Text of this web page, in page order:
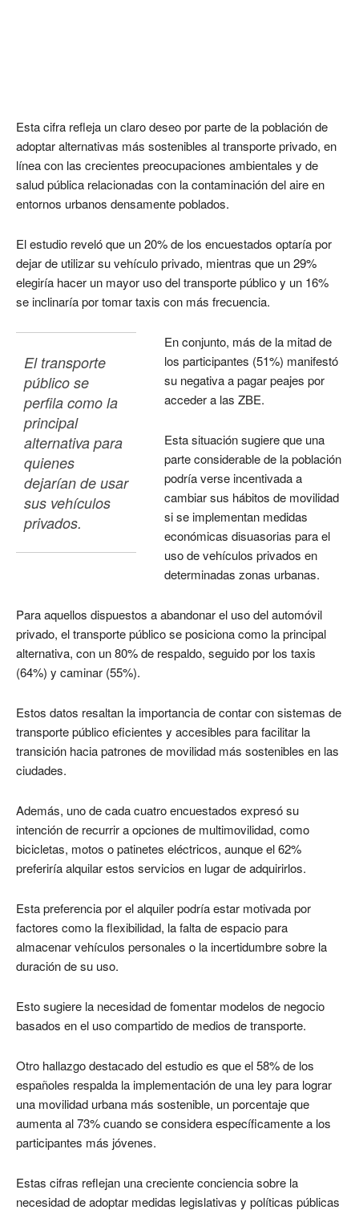
Esta cifra refleja un claro deseo por parte de la población de
adoptar alternativas más sostenibles al transporte privado, en
línea con las crecientes preocupaciones ambientales y de
salud pública relacionadas con la contaminación del aire en
entornos urbanos densamente poblados.
El estudio reveló que un 20% de los encuestados optaría por
dejar de utilizar su vehículo privado, mientras que un 29%
elegiría hacer un mayor uso del transporte público y un 16%
se inclinaría por tomar taxis con más frecuencia.
El transporte
público se
perfila como la
principal
alternativa para
quienes
dejarían de usar
sus vehículos
privados.
En conjunto, más de la mitad de
los participantes (51%) manifestó
su negativa a pagar peajes por
acceder a las ZBE.
Esta situación sugiere que una
parte considerable de la población
podría verse incentivada a
cambiar sus hábitos de movilidad
si se implementan medidas
económicas disuasorias para el
uso de vehículos privados en
determinadas zonas urbanas.
Para aquellos dispuestos a abandonar el uso del automóvil
privado, el transporte público se posiciona como la principal
alternativa, con un 80% de respaldo, seguido por los taxis
(64%) y caminar (55%).
Estos datos resaltan la importancia de contar con sistemas de
transporte público eficientes y accesibles para facilitar la
transición hacia patrones de movilidad más sostenibles en las
ciudades.
Además, uno de cada cuatro encuestados expresó su
intención de recurrir a opciones de multimovilidad, como
bicicletas, motos o patinetes eléctricos, aunque el 62%
preferiría alquilar estos servicios en lugar de adquirirlos.
Esta preferencia por el alquiler podría estar motivada por
factores como la flexibilidad, la falta de espacio para
almacenar vehículos personales o la incertidumbre sobre la
duración de su uso.
Esto sugiere la necesidad de fomentar modelos de negocio
basados en el uso compartido de medios de transporte.
Otro hallazgo destacado del estudio es que el 58% de los
españoles respalda la implementación de una ley para lograr
una movilidad urbana más sostenible, un porcentaje que
aumenta al 73% cuando se considera específicamente a los
participantes más jóvenes.
Estas cifras reflejan una creciente conciencia sobre la
necesidad de adoptar medidas legislativas y políticas públicas